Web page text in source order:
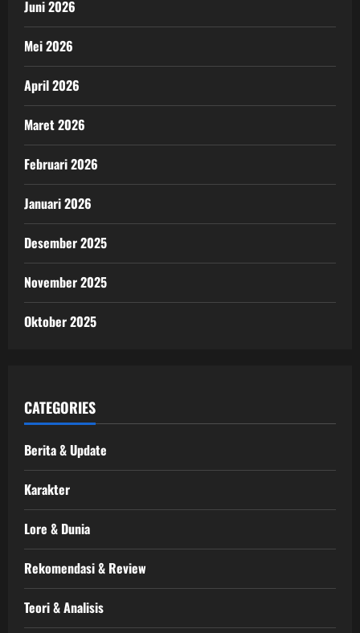
Juni 2026
Mei 2026
April 2026
Maret 2026
Februari 2026
Januari 2026
Desember 2025
November 2025
Oktober 2025
CATEGORIES
Berita & Update
Karakter
Lore & Dunia
Rekomendasi & Review
Teori & Analisis